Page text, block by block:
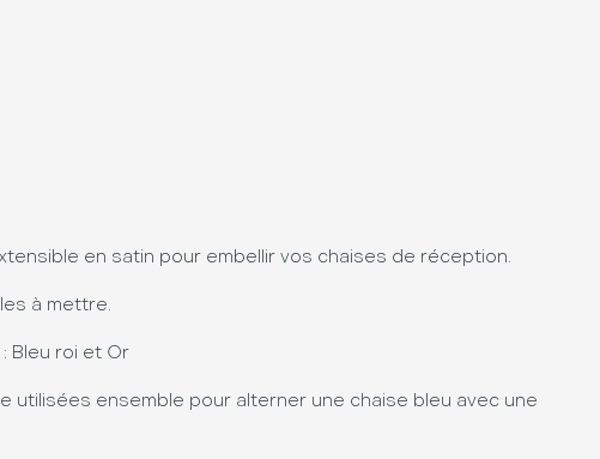
en satin pour embellir vos chaises de réception.
à mettre.
Bleu roi et Or
utilisées ensemble pour alterner une chaise bleu avec une